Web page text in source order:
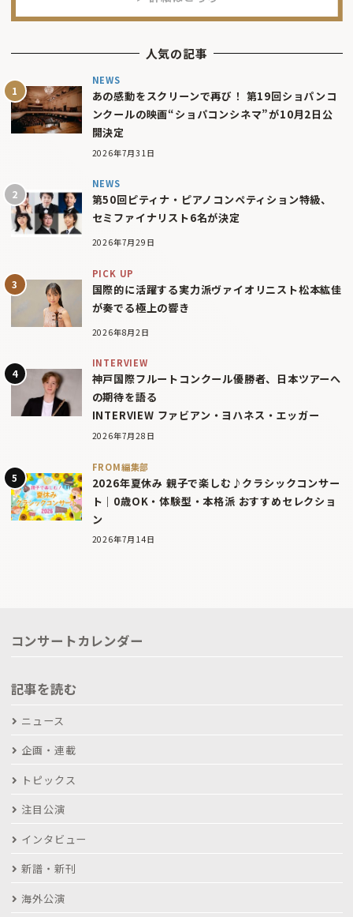
人気の記事
NEWS
あの感動をスクリーンで再び！ 第19回ショパンコ
ンクールの映画“ショパコンシネマ”が10月2日公
開決定
2026年7月31日
NEWS
第50回ピティナ・ピアノコンペティション特級、
セミファイナリスト6名が決定
2026年7月29日
PICK UP
国際的に活躍する実力派ヴァイオリニスト松本紘佳
が奏でる極上の響き
2026年8月2日
INTERVIEW
神戸国際フルートコンクール優勝者、日本ツアーへ
の期待を語る
INTERVIEW ファビアン・ヨハネス・エッガー
2026年7月28日
FROM編集部
2026年夏休み 親子で楽しむ♪クラシックコンサー
ト｜0歳OK・体験型・本格派 おすすめセレクショ
ン
2026年7月14日
コンサートカレンダー
記事を読む
ニュース
企画・連載
トピックス
注目公演
インタビュー
新譜・新刊
海外公演